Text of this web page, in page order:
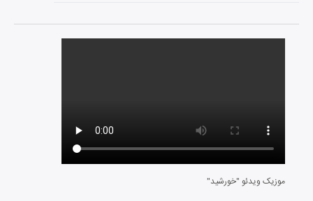
موزیک ویدئو "خورشید"